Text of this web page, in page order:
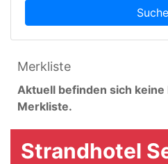
Merkliste
Aktuell befinden sich
Merkliste.
Strandhotel